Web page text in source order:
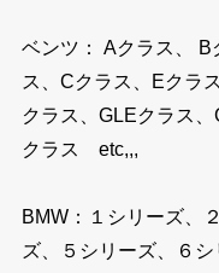
ベンツ： Aクラス、
ス、Cクラス、Eクラ
クラス、GLEクラス
クラス etc,,,
BMW：１シリーズ、
ズ、５シリーズ、６シ